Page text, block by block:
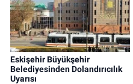
Eskişehir Büyükşehir
Belediyesinden Dolandırıcılık
Uyarısı